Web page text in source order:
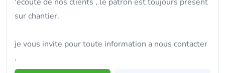
sur chantier.
je vous invite pour toute information a nous contacter
.